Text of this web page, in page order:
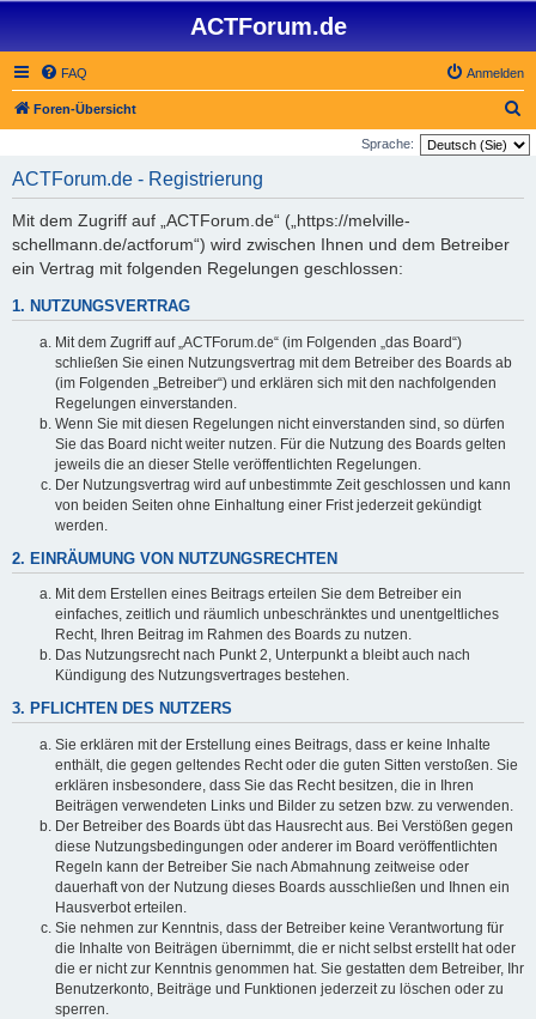
ACTForum.de
FAQ Anmelden
Foren-Übersicht
u
Sprache:
ACTForum.de - Registrierung
Mit dem Zugriff auf „ACTForum.de“ („https://melville-
schellmann.de/actforum“) wird zwischen Ihnen und dem Betreiber
ein Vertrag mit folgenden Regelungen geschlossen:
1. NUTZUNGSVERTRAG
Mit dem Zugriff auf „ACTForum.de“ (im Folgenden „das Board“)
schließen Sie einen Nutzungsvertrag mit dem Betreiber des Boards ab
(im Folgenden „Betreiber“) und erklären sich mit den nachfolgenden
Regelungen einverstanden.
Wenn Sie mit diesen Regelungen nicht einverstanden sind, so dürfen
Sie das Board nicht weiter nutzen. Für die Nutzung des Boards gelten
jeweils die an dieser Stelle veröffentlichten Regelungen.
Der Nutzungsvertrag wird auf unbestimmte Zeit geschlossen und kann
von beiden Seiten ohne Einhaltung einer Frist jederzeit gekündigt
werden.
2. EINRÄUMUNG VON NUTZUNGSRECHTEN
Mit dem Erstellen eines Beitrags erteilen Sie dem Betreiber ein
einfaches, zeitlich und räumlich unbeschränktes und unentgeltliches
Recht, Ihren Beitrag im Rahmen des Boards zu nutzen.
Das Nutzungsrecht nach Punkt 2, Unterpunkt a bleibt auch nach
Kündigung des Nutzungsvertrages bestehen.
3. PFLICHTEN DES NUTZERS
Sie erklären mit der Erstellung eines Beitrags, dass er keine Inhalte
enthält, die gegen geltendes Recht oder die guten Sitten verstoßen. Sie
erklären insbesondere, dass Sie das Recht besitzen, die in Ihren
Beiträgen verwendeten Links und Bilder zu setzen bzw. zu verwenden.
Der Betreiber des Boards übt das Hausrecht aus. Bei Verstößen gegen
diese Nutzungsbedingungen oder anderer im Board veröffentlichten
Regeln kann der Betreiber Sie nach Abmahnung zeitweise oder
dauerhaft von der Nutzung dieses Boards ausschließen und Ihnen ein
Hausverbot erteilen.
Sie nehmen zur Kenntnis, dass der Betreiber keine Verantwortung für
die Inhalte von Beiträgen übernimmt, die er nicht selbst erstellt hat oder
die er nicht zur Kenntnis genommen hat. Sie gestatten dem Betreiber, Ihr
Benutzerkonto, Beiträge und Funktionen jederzeit zu löschen oder zu
sperren.